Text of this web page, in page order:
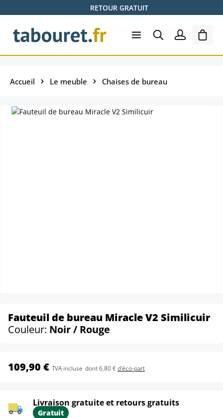
Passer au contenu principalRETOUR GRATUIT
Le
Accueil Le meuble Chaises de bureau
Fauteuil de bureau Miracle V2 Similicuir
Couleur: Noir / Rouge
109,90 € TVA incluse dont 6,80 €d'éco-part
Livraison gratuite et retours gratuits
Gratuit